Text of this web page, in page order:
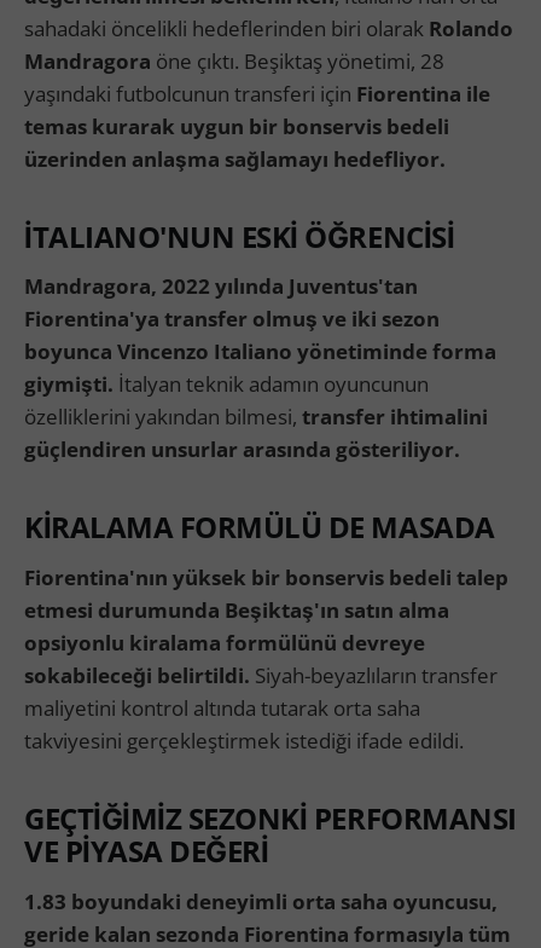
sahadaki öncelikli hedeflerinden biri olarak Rolando
Mandragora öne çıktı. Beşiktaş yönetimi, 28
yaşındaki futbolcunun transferi için Fiorentina ile
temas kurarak uygun bir bonservis bedeli
üzerinden anlaşma sağlamayı hedefliyor.
İTALIANO'NUN ESKİ ÖĞRENCİSİ
Mandragora, 2022 yılında Juventus'tan
Fiorentina'ya transfer olmuş ve iki sezon
boyunca Vincenzo Italiano yönetiminde forma
giymişti. İtalyan teknik adamın oyuncunun
özelliklerini yakından bilmesi, transfer ihtimalini
güçlendiren unsurlar arasında gösteriliyor.
KİRALAMA FORMÜLÜ DE MASADA
Fiorentina'nın yüksek bir bonservis bedeli talep
etmesi durumunda Beşiktaş'ın satın alma
opsiyonlu kiralama formülünü devreye
sokabileceği belirtildi. Siyah-beyazlıların transfer
maliyetini kontrol altında tutarak orta saha
takviyesini gerçekleştirmek istediği ifade edildi.
GEÇTİĞİMİZ SEZONKİ PERFORMANSI
VE PİYASA DEĞERİ
1.83 boyundaki deneyimli orta saha oyuncusu,
geride kalan sezonda Fiorentina formasıyla tüm